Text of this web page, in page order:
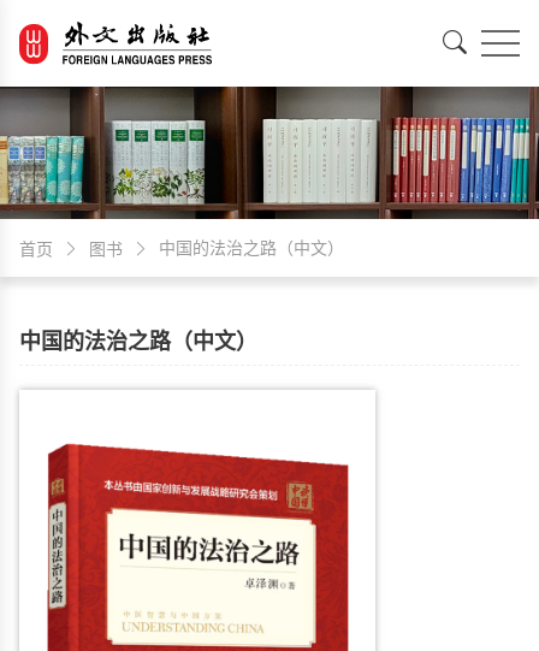
首页 图书 中国的法治之路（中文）
中国的法治之路（中文）